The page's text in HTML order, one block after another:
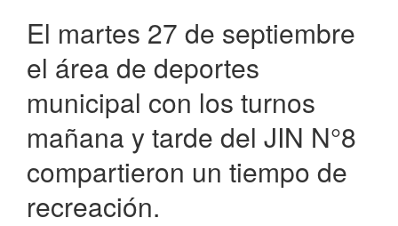
Taekwondo
El martes 27 de septiembre
el área de deportes
municipal con los turnos
mañana y tarde del JIN N°8
compartieron un tiempo de
recreación.